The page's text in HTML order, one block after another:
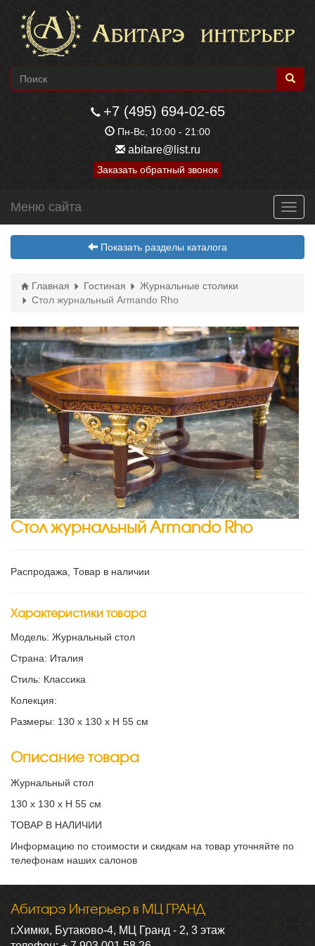
+7 (495) 694-02-65
Пн-Вс, 10:00 - 21:00
abitare@list.ru
Заказать обратный звонок
Меню сайта
Показать разделы каталога
Главная Гостиная
Журнальные столики
Стол журнальный Armando Rho
Стол журнальный Armando Rho
Распродажа, Товар в наличии
Характеристики товара
Модель: Журнальный стол
Страна: Италия
Стиль: Классика
Колекция:
Размеры: 130 х 130 х Н 55 см
Описание товара
Журнальный стол
130 х 130 х Н 55 см
ТОВАР В НАЛИЧИИ
Информацию по стоимости и скидкам на товар уточняйте по
телефонам наших салонов
Абитарэ Интерьер в МЦ ГРАНД
г.Химки, Бутаково-4, МЦ Гранд - 2, 3 этаж